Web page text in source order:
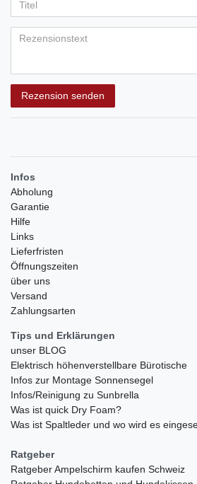
Anzeigename
(optional)
Rezension senden
Infos
Abholung
Garantie
Hilfe
Links
Lieferfristen
Öffnungszeiten
über uns
Versand
Zahlungsarten
Tips und Erklärungen
unser BLOG
Elektrisch höhenverstellbare Bürotische
Infos zur Montage Sonnensegel
Infos/Reinigung zu Sunbrella
Was ist quick Dry Foam?
Was ist Spaltleder und wo wird es
Ratgeber
Ratgeber Ampelschirm kaufen Schweiz